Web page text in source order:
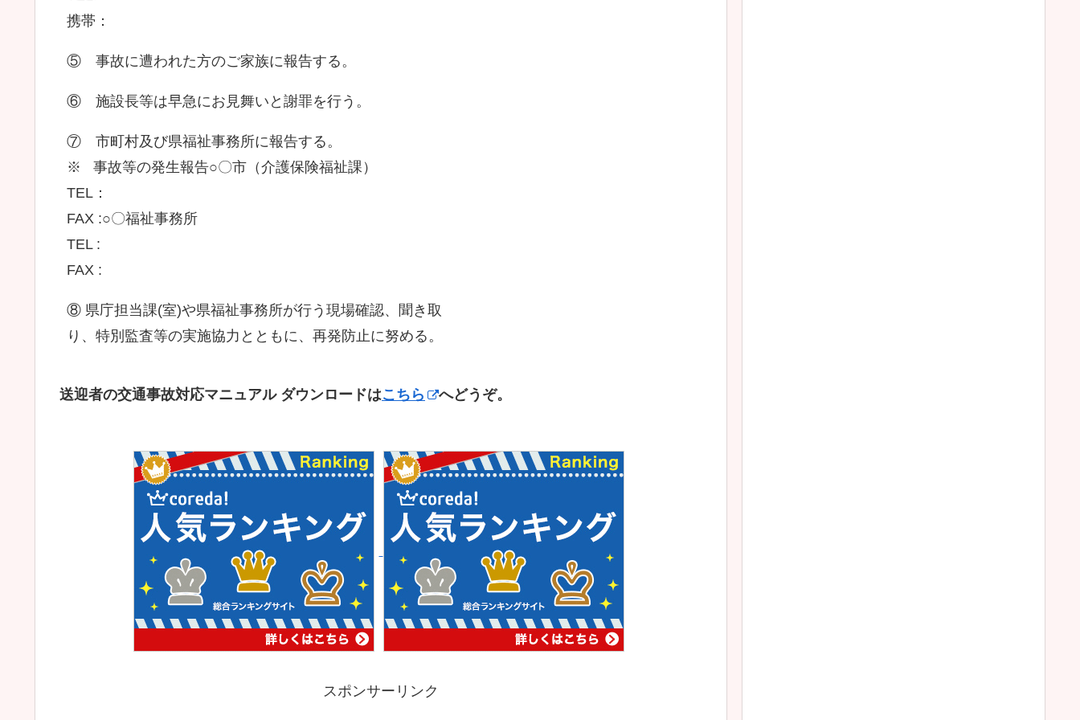
携帯：
⑤ 事故に遭われた方のご家族に報告する。
⑥ 施設長等は早急にお見舞いと謝罪を行う。
⑦ 市町村及び県福祉事務所に報告する。
※ 事故等の発生報告○〇市（介護保険福祉課）
TEL：
FAX :○〇福祉事務所
TEL :
FAX :
⑧ 県庁担当課(室)や県福祉事務所が行う現場確認、聞き取
り、特別監査等の実施協力とともに、再発防止に努める。
送迎者の交通事故対応マニュアル ダウンロードはこちら へどうぞ。
スポンサーリンク